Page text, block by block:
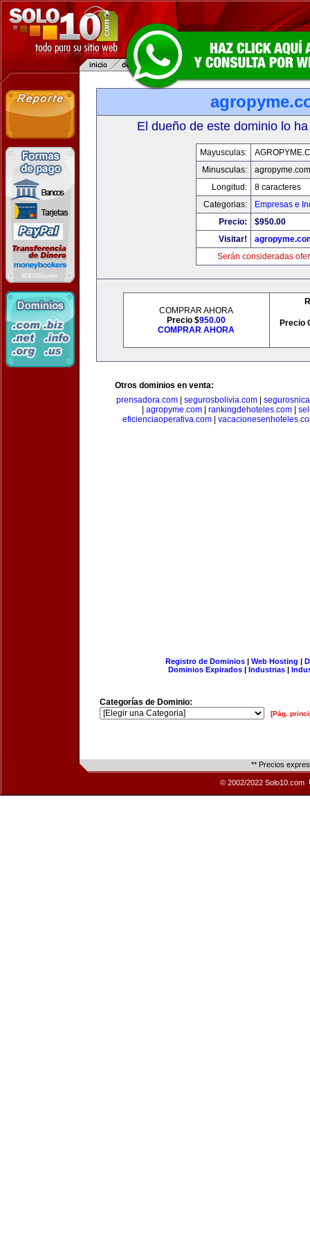
El dueño de este dominio lo
Mayusculas:
Minusculas:
agropyme.com
Longitud:
8 caracteres
Categorias:
Empresas e
Precio:
$950.00
Visitar!
Serán consideradas
COMPRAR AHORA
Precio $950.00
COMPRAR AHORA
Precio
Otros dominios en venta:
prensadora.com| segurosbolivia.com|
agropyme.com| rankingdehoteles.com|
eficienciaoperativa.com
Registro de Dominios| Web Hosting |
Dominios Expirados | Industrias |
Categorías de Dominio:
[Pág.
** Precios
© 2002/2022 Solo10.com